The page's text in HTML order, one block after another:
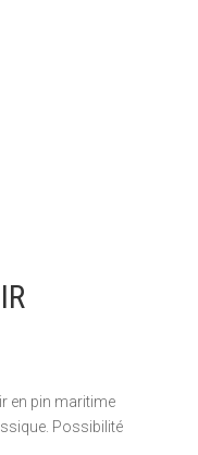
en pin maritime
Possibilité